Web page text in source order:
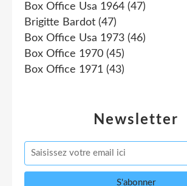
Newsletter
Box Office Usa 1964 (47)
Brigitte Bardot (47)
Box Office Usa 1973 (46)
Box Office 1970 (45)
Box Office 1971 (43)